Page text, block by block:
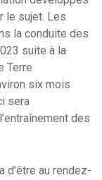
le sujet. Les
la conduite des
suite à la
Terre
six mois
sera
des
d’être au rendez-